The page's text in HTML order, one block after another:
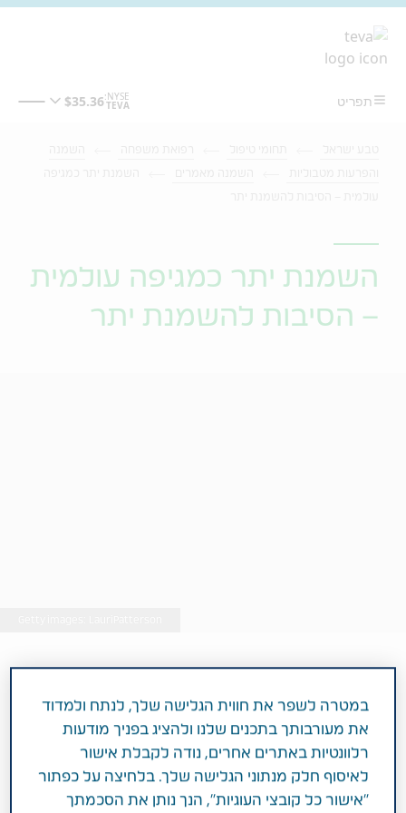
השמנת יתר כמגיפה עולמית
– הסיבות להשמנת יתר
3 דקות
אוגוסט 01, 2018
תחומי טיפול השמנה והפרעות מטבוליות
במטרה לשפר את חווית הגלישה שלך, לנתח ולמדוד
את מעורבותך בתכנים שלנו ולהציג בפניך מודעות
רלוונטיות באתרים אחרים, נודה לקבלת אישור
לאיסוף חלק מנתוני הגלישה שלך. בלחיצה על כפתור
"אישור כל קובצי העוגיות", הנך נותן את הסכמתך